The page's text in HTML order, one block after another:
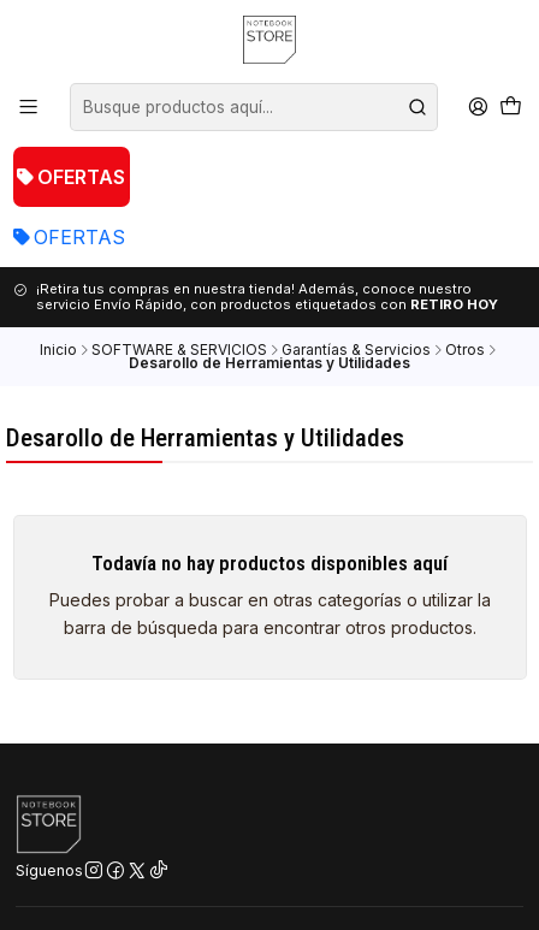
OFERTAS
OFERTAS
¡Retira tus compras en nuestra tienda! Además, conoce nuestro
servicio Envío Rápido, con productos etiquetados con RETIRO HOY
Inicio SOFTWARE & SERVICIOS Garantías & Servicios Otros
Desarollo de Herramientas y Utilidades
Desarollo de Herramientas y Utilidades
Todavía no hay productos disponibles aquí
Puedes probar a buscar en otras categorías o utilizar la
barra de búsqueda para encontrar otros productos.
Síguenos